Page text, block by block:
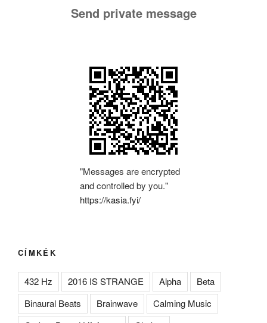
Send private message
"Messages are encrypted
and controlled by you."
https://kasia.fyi/
CÍMKÉK
432 Hz 2016 IS STRANGE Alpha
Beta
Binaural Beats
Brainwave
Calming Music